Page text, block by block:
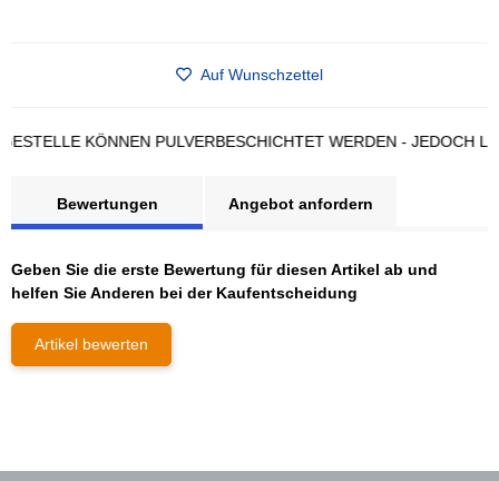
Auf Wunschzettel
KÖNNEN PULVERBESCHICHTET WERDEN - JEDOCH
Bewertungen Angebot anfordern
Geben Sie die erste Bewertung für diesen Artikel ab und
helfen Sie Anderen bei der Kaufentscheidung
Artikel bewerten